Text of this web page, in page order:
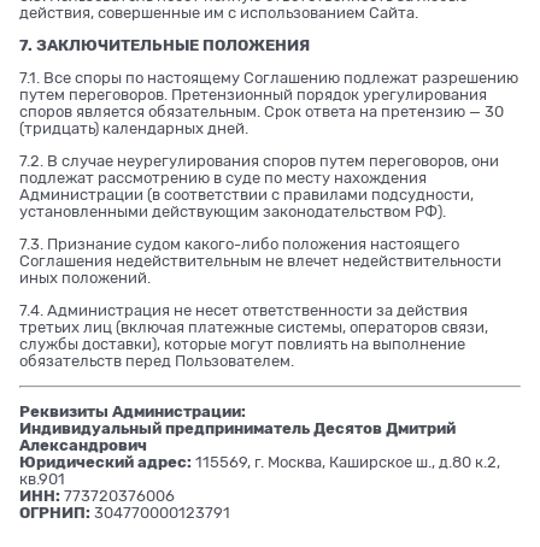
действия, совершенные им с использованием Сайта.
7. ЗАКЛЮЧИТЕЛЬНЫЕ ПОЛОЖЕНИЯ
7.1. Все споры по настоящему Соглашению подлежат разрешению
путем переговоров. Претензионный порядок урегулирования
споров является обязательным. Срок ответа на претензию — 30
(тридцать) календарных дней.
7.2. В случае неурегулирования споров путем переговоров, они
подлежат рассмотрению в суде по месту нахождения
Администрации (в соответствии с правилами подсудности,
установленными действующим законодательством РФ).
7.3. Признание судом какого-либо положения настоящего
Соглашения недействительным не влечет недействительности
иных положений.
7.4. Администрация не несет ответственности за действия
третьих лиц (включая платежные системы, операторов связи,
службы доставки), которые могут повлиять на выполнение
обязательств перед Пользователем.
Реквизиты Администрации:
Индивидуальный предприниматель Десятов Дмитрий
Александрович
Юридический адрес: 115569, г. Москва, Каширское ш., д.80 к.2,
кв.901
ИНН: 773720376006
ОГРНИП: 304770000123791